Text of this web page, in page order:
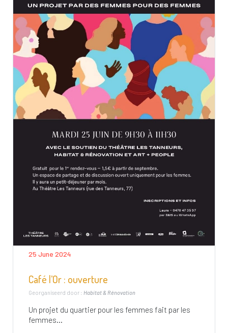
25 June 2024
Café l’Or : ouverture
Georganiseerd door : Habitat & Rénovation
Un projet du quartier pour les femmes fait par les
femmes...